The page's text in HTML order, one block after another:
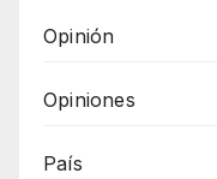
Opinión
Opiniones
País